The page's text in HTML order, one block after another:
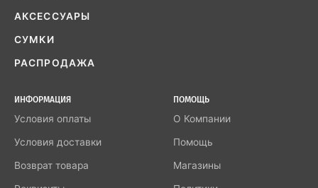
АКСЕССУАРЫ
СУМКИ
РАСПРОДАЖА
ИНФОРМАЦИЯ
Условия оплаты
Условия доставки
Возврат товара
ПОМОЩЬ
О Компании
Помощь
Магазины